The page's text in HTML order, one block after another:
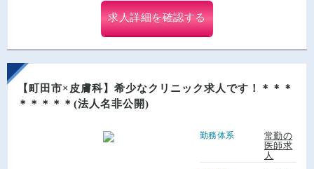
求人詳細を確認する
【町田市×皮膚科】希少なクリニック求人です！＊＊＊
＊＊＊＊＊(法人名非公開)
勤務体系
常勤の
医師求
人